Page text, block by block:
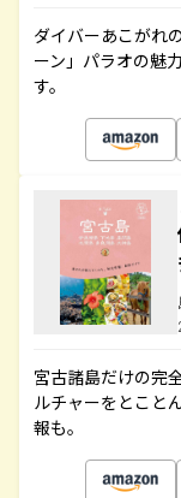
ダイバーあこがれ
ーン」パラオの魅
す。
宮古諸島だけの完
ルチャーをとこと
報も。